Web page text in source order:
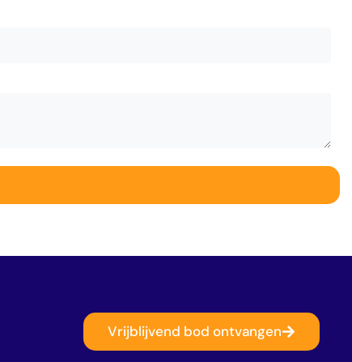
Vrijblijvend bod ontvangen